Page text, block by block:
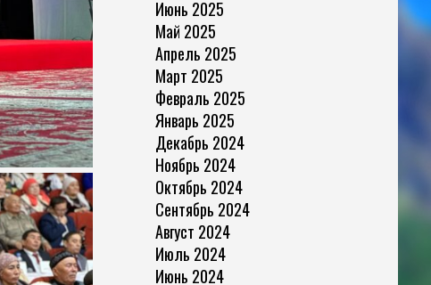
Июнь 2025
Май 2025
Апрель 2025
Март 2025
Февраль 2025
Январь 2025
Декабрь 2024
Ноябрь 2024
Октябрь 2024
Сентябрь 2024
Август 2024
Июль 2024
Июнь 2024